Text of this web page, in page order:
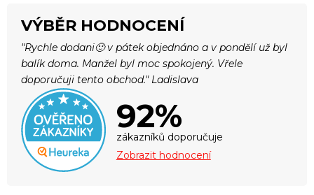
VÝBĚR HODNOCENÍ
"Rychle dodani🙂 v pátek objednáno a v pondělí už byl
balík doma. Manžel byl moc spokojený. Vřele
doporučuji tento obchod." Ladislava
92%
zákazníků doporučuje
Zobrazit hodnocení